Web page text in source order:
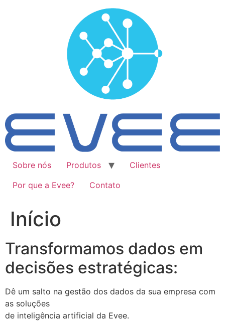
Sobre nós Produtos
Clientes
Por que a Evee?
Contato
Início
Transformamos dados em
decisões estratégicas:
Dê um salto na gestão dos dados da sua empresa com
as soluções
de inteligência artificial da Evee.